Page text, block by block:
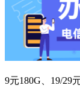
9元180G、19/29